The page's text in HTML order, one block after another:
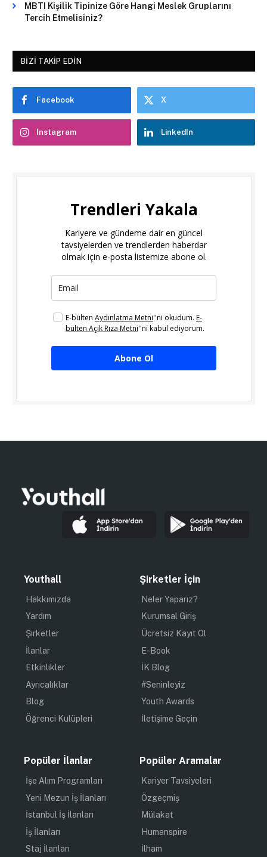
MBTI Kişilik Tipinize Göre Hangi Meslek Gruplarını
Tercih Etmelisiniz?
BIZI TAKIP EDIN
Facebook X
Instagram LinkedIn
Trendleri Yakala
Kariyere ve gündeme dair en güncel
tavsiyelerden ve trendlerden haberdar
olmak için e-posta listemize abone ol.
E-bülten Aydınlatma Metni''ni okudum. E-
bülten Açık Rıza Metni''ni kabul ediyorum.
Abone Ol
Youthall
Hakkımızda
Yardım
Şirketler
İlanlar
Etkinlikler
Ayrıcalıklar
Blog
Öğrenci Kulüpleri
Şirketler İçin
Neler Yaparız?
Kurumsal Giriş
Ücretsiz Kayıt Ol
E-Book
İK Blog
#Seninleyiz
Youth Awards
İletişime Geçin
Popüler İlanlar
İşe Alım Programları
Yeni Mezun İş İlanları
İstanbul İş İlanları
İş İlanları
Staj İlanları
Popüler Aramalar
Kariyer Tavsiyeleri
Özgeçmiş
Mülakat
Humanspire
İlham